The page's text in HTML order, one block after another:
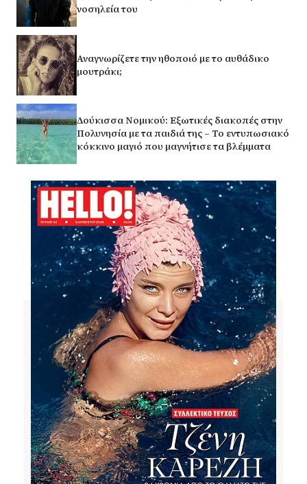
νοσηλεία του
Αναγνωρίζετε την ηθοποιό με το αυθάδικο
μουτράκι;
Δούκισσα Νομικού: Εξωτικές διακοπές στην
Πολυνησία με τα παιδιά της – Το εντυπωσιακό
κόκκινο μαγιό που μαγνήτισε τα βλέμματα